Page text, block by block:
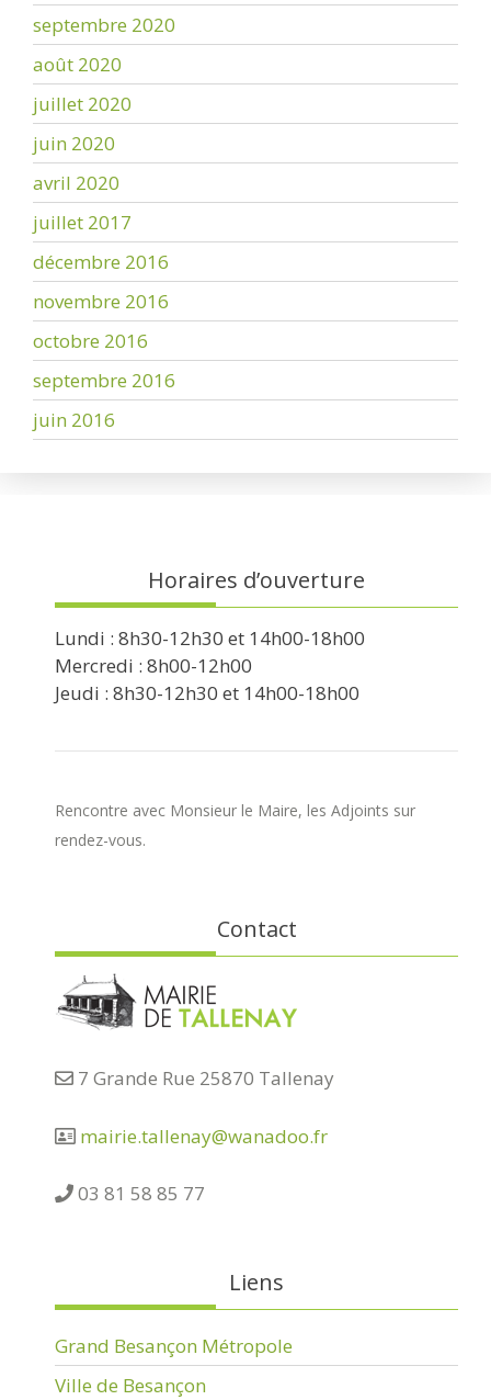
septembre 2020
août 2020
juillet 2020
juin 2020
avril 2020
juillet 2017
décembre 2016
novembre 2016
octobre 2016
septembre 2016
juin 2016
Horaires d’ouverture
Lundi : 8h30-12h30 et 14h00-18h00
Mercredi : 8h00-12h00
Jeudi : 8h30-12h30 et 14h00-18h00
Rencontre avec Monsieur le Maire, les Adjoints sur
rendez-vous.
Contact
7 Grande Rue 25870 Tallenay
mairie.tallenay@wanadoo.fr
03 81 58 85 77
Liens
Grand Besançon Métropole
Ville de Besançon